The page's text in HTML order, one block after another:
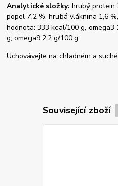
Analytické složky: hrubý protein
popel 7,2 %, hrubá vláknina 1,6
hodnota: 333 kcal/100 g, omega3
g, omega9 2,2 g/100 g.
Uchovávejte na chladném a
Související zboží